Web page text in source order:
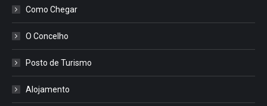
Como Chegar
O Concelho
Posto de Turismo
Alojamento